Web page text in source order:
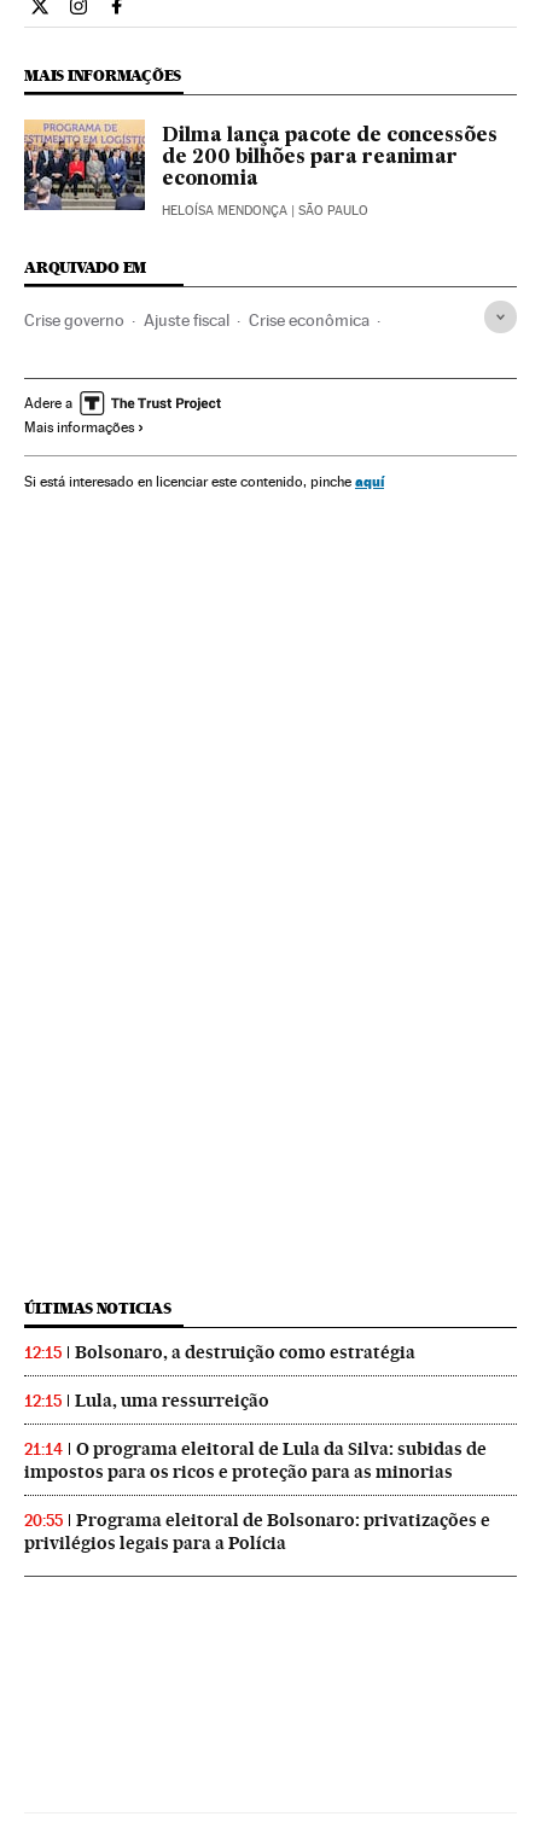
Opiniao El País Brasil en Twitter
Opiniao El País Brasil en Instagram
Opiniao El País Brasil en Facebook
MAIS INFORMAÇÕES
Dilma lança pacote de concessões
de 200 bilhões para reanimar
economia
HELOÍSA MENDONÇA | SÃO PAULO
ARQUIVADO EM
Crise governo Ajuste fiscal Crise econômica
Legislação Brasileira Controle Fiscal
Conjuntura econômica
América do Sul América Latina Conflitos políticos
Adere a
Mais informações
Si está interesado en licenciar este contenido, pinche aquí
ÚLTIMAS NOTICIAS
12:15 Bolsonaro, a destruição como estratégia
12:15 Lula, uma ressurreição
21:14
O programa eleitoral de Lula da Silva: subidas de
impostos para os ricos e proteção para as minorias
20:55
Programa eleitoral de Bolsonaro: privatizações e
privilégios legais para a Polícia